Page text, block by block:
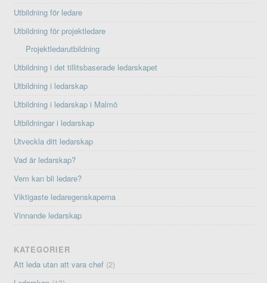
Utbildning för ledare
Utbildning för projektledare
Projektledarutbildning
Utbildning i det tillitsbaserade ledarskapet
Utbildning i ledarskap
Utbildning i ledarskap i Malmö
Utbildningar i ledarskap
Utveckla ditt ledarskap
Vad är ledarskap?
Vem kan bli ledare?
Viktigaste ledaregenskaperna
Vinnande ledarskap
KATEGORIER
Att leda utan att vara chef (2)